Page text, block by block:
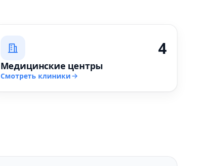
4
Медицинские центры
Смотреть клиники